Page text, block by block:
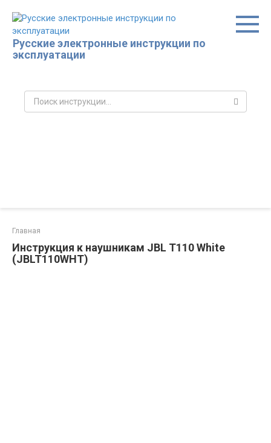
контенту
Русские электронные инструкции по
эксплуатации
Поиск:
Главная
Инструкция к наушникам JBL T110 White
(JBLT110WHT)